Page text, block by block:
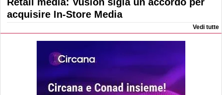
acquisire In-Store Media
Vedi tutte